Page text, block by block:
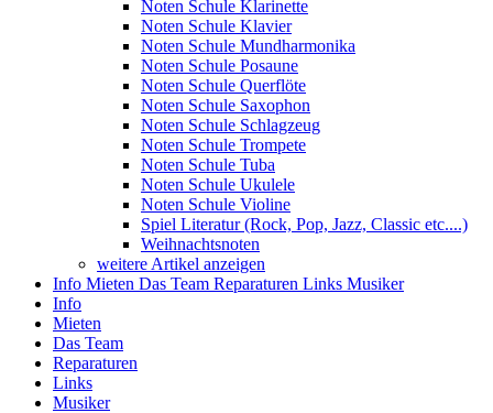
Noten Schule Klarinette
Noten Schule Klavier
Noten Schule Mundharmonika
Noten Schule Posaune
Noten Schule Querflöte
Noten Schule Saxophon
Noten Schule Schlagzeug
Noten Schule Trompete
Noten Schule Tuba
Noten Schule Ukulele
Noten Schule Violine
Spiel Literatur (Rock, Pop, Jazz, Classic etc....)
Weihnachtsnoten
weitere Artikel anzeigen
Info Mieten Das Team Reparaturen Links Musiker
Info
Mieten
Das Team
Reparaturen
Links
Musiker